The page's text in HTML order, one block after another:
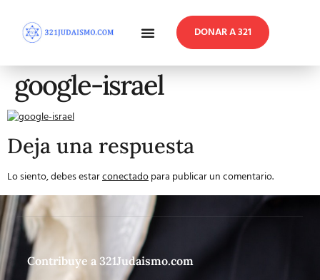
DONAR A 321
google-israel
Deja una respuesta
Lo siento, debes estarconectadopara publicar un comentario.
Contribuye a 321Judaismo.com